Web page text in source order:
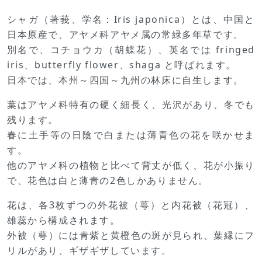
シャガ（著莪、学名：Iris japonica）とは、中国と
日本原産で、アヤメ科アヤメ属の常緑多年草です。
別名で、コチョウカ（胡蝶花）、英名では fringed
iris、butterfly flower、shaga と呼ばれます。
日本では、本州～四国～九州の林床に自生します。
葉はアヤメ科特有の硬く細長く、光沢があり、冬でも
残ります。
春に土手等の日陰で白または薄青色の花を咲かせま
す。
他のアヤメ科の植物と比べて背丈が低く、花が小振り
で、花色は白と薄青の2色しかありません。
花は、各3枚ずつの外花被（萼）と内花被（花冠）、
雄蕊から構成されます。
外被（萼）には青紫と黄橙色の斑が見られ、葉縁にフ
リルがあり、ギザギザしています。